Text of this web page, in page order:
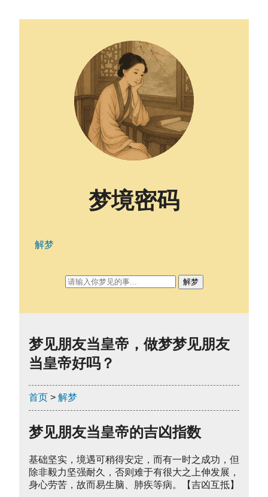
梦见朋友当皇帝，做梦梦见朋友
当皇帝好吗？
首页 > 解梦
梦见朋友当皇帝的吉凶指数
基础坚实，境遇可稍得安定，而有一时之成功，但
除非毅力坚强耐久，否则难于有很大之上伸发展，
身心劳苦，故而易生脑、肺疾等病。【吉凶互抵】
梦境密码
解梦
解梦